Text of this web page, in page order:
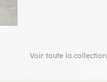
Voir toute la collection